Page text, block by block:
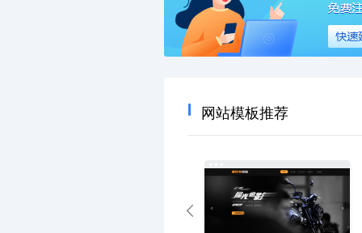
网站模板推荐